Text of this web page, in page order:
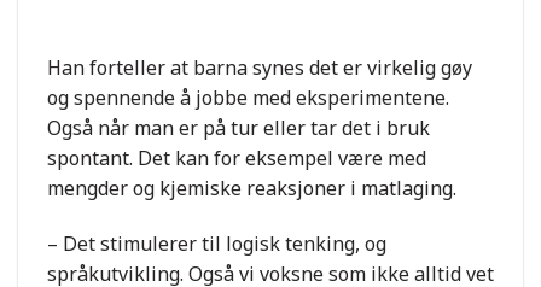
Han forteller at barna synes det er virkelig gøy
og spennende å jobbe med eksperimentene.
Også når man er på tur eller tar det i bruk
spontant. Det kan for eksempel være med
mengder og kjemiske reaksjoner i matlaging.
– Det stimulerer til logisk tenking, og
språkutvikling. Også vi voksne som ikke alltid vet